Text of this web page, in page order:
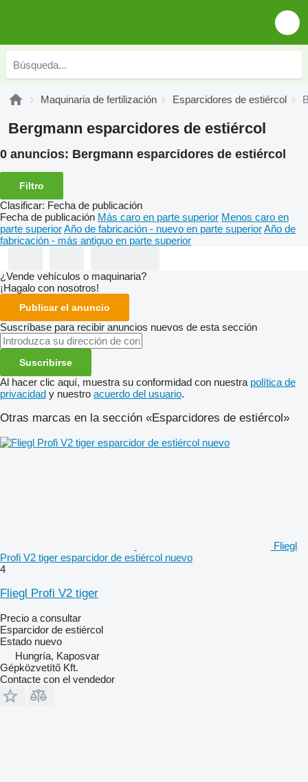
Maquinaria de fertilización Esparcidores de estiércol
Bergmann esparcidores de estiércol
0 anuncios: Bergmann esparcidores de estiércol
Filtro
Clasificar: Fecha de publicación
Fecha de publicación Más caro en parte superior Menos caro en
parte superiorAño de fabricación - nuevo en parte superiorAño de
fabricación - más antiguo en parte superior
¿Vende vehículos o maquinaria?
¡Hagalo con nosotros!
Publicar el anuncio
Suscríbase para recibir anuncios nuevos de esta sección
Suscribirse
Al hacer clic aquí, muestra su conformidad con nuestra política de
privacidad y nuestro acuerdo del usuario.
Otras marcas en la sección «Esparcidores de estiércol»
Fliegl
Profi V2 tiger esparcidor de estiércol nuevo
4
Fliegl Profi V2 tiger
Precio a consultar
Esparcidor de estiércol
Estado nuevo
Hungría, Kaposvar
Gépközvetítő Kft.
Contacte con el vendedor